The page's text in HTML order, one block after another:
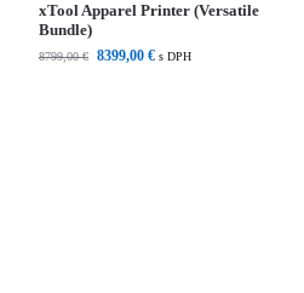
xTool Apparel Printer (Versatile
Bundle)
8799,00€ 8399,00 € s DPH